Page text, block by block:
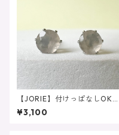
【JORIE】付けっぱなしOK♡
グレーオニキス 4mm サー
ジカルステンレス（ピアス/イ
¥3,100